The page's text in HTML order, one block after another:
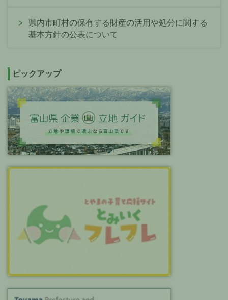
県内市町村の保有する財産の活用や処分に関する
基本方針の公表について
ピックアップ